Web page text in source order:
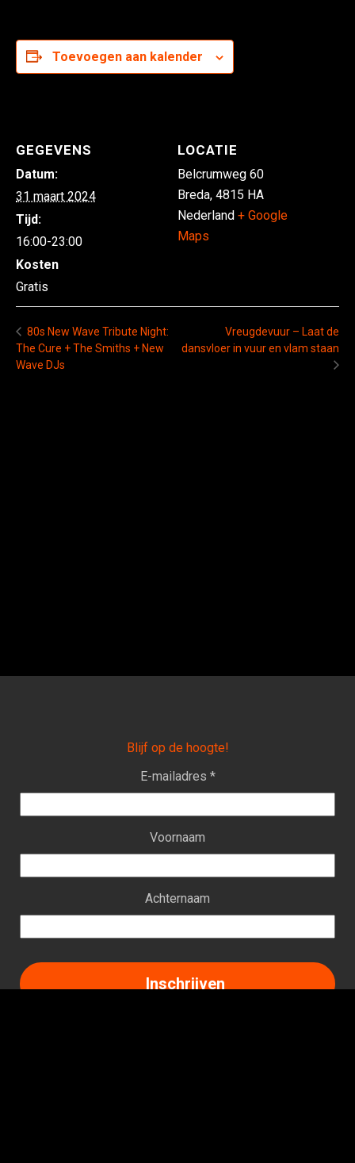
Toevoegen aan kalender
GEGEVENS
Datum:
31 maart 2024
Tijd:
16:00-23:00
Kosten
Gratis
LOCATIE
Belcrumweg 60
Breda, 4815 HA
Nederland + Google
Maps
80s New Wave Tribute Night:
The Cure + The Smiths + New
Wave DJs
Vreugdevuur – Laat de
dansvloer in vuur en vlam staan
Blijf op de hoogte!
E-mailadres *
Voornaam
Achternaam